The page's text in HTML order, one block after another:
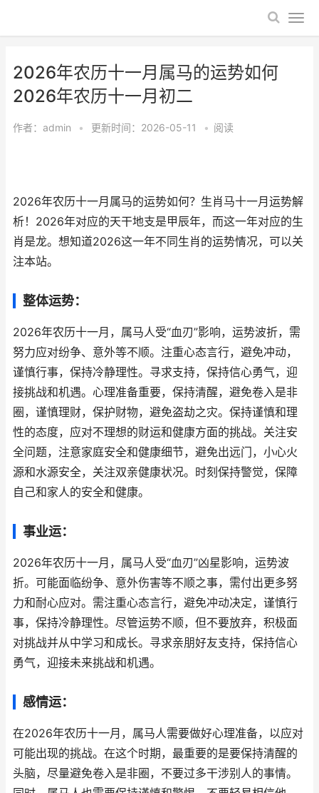
2026年农历十一月属马的运势如何
2026年农历十一月初二
作者： admin • 更新时间：2026-05-11 • 阅读
2026年农历十一月属马的运势如何？生肖马十一月运势解
析！2026年对应的天干地支是甲辰年，而这一年对应的生
肖是龙。想知道2026这一年不同生肖的运势情况，可以关
注本站。
整体运势：
2026年农历十一月，属马人受“血刃”影响，运势波折，需
努力应对纷争、意外等不顺。注重心态言行，避免冲动，
谨慎行事，保持冷静理性。寻求支持，保持信心勇气，迎
接挑战和机遇。心理准备重要，保持清醒，避免卷入是非
圈，谨慎理财，保护财物，避免盗劫之灾。保持谨慎和理
性的态度，应对不理想的财运和健康方面的挑战。关注安
全问题，注意家庭安全和健康细节，避免出远门，小心火
源和水源安全，关注双亲健康状况。时刻保持警觉，保障
自己和家人的安全和健康。
事业运：
2026年农历十一月，属马人受“血刃”凶星影响，运势波
折。可能面临纷争、意外伤害等不顺之事，需付出更多努
力和耐心应对。需注重心态言行，避免冲动决定，谨慎行
事，保持冷静理性。尽管运势不顺，但不要放弃，积极面
对挑战并从中学习和成长。寻求亲朋好友支持，保持信心
勇气，迎接未来挑战和机遇。
感情运：
在2026年农历十一月，属马人需要做好心理准备，以应对
可能出现的挑战。在这个时期，最重要的是要保持清醒的
头脑，尽量避免卷入是非圈，不要过多干涉别人的事情。